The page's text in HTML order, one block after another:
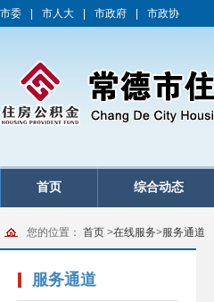
市委 市人大 市政府 市政协
首页 综合动态
您的位置： 首页 >在线服务>服务通道
服务通道